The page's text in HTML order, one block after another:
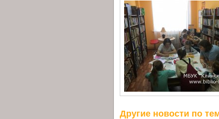
Другие новости по